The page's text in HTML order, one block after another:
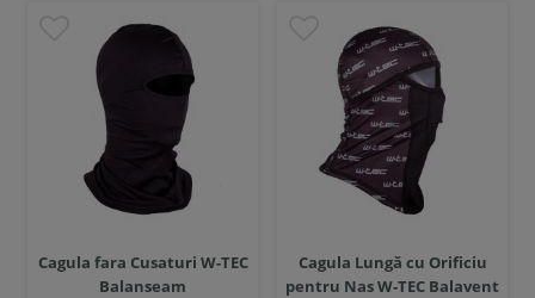
Cagula fara Cusaturi W-TEC
Balanseam
Cagula Lungă cu Orificiu
pentru Nas W-TEC Balavent